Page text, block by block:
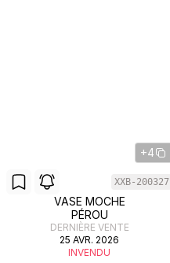
+4
XXB-200327
VASE MOCHE
PÉROU
DERNIÈRE VENTE
25 AVR. 2026
INVENDU